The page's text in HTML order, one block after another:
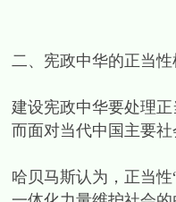
二、宪政中华的正当性
建设宪政中华要处理
而面对当代中国主要
哈贝马斯认为，正当